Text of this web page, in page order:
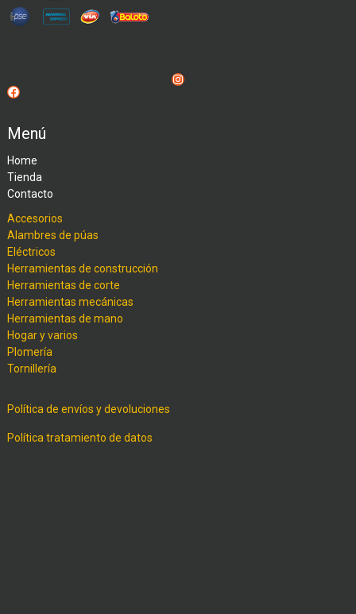
Instagram
Facebook
Menú
Home
Tienda
Contacto
Accesorios
Alambres de púas
Eléctricos
Herramientas de construcción
Herramientas de corte
Herramientas mecánicas
Herramientas de mano
Hogar y varios
Plomería
Tornillería
Política de envíos y devoluciones
Política tratamiento de datos